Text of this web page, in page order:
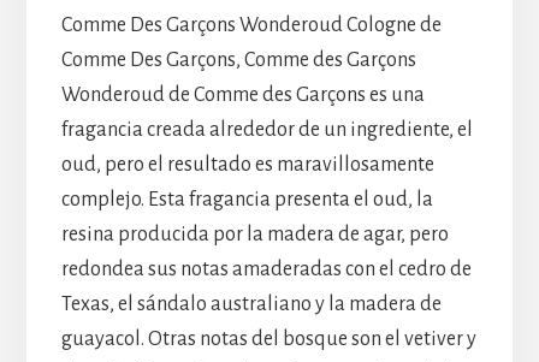
Comme Des Garçons Wonderoud Cologne de
Comme Des Garçons, Comme des Garçons
Wonderoud de Comme des Garçons es una
fragancia creada alrededor de un ingrediente, el
oud, pero el resultado es maravillosamente
complejo. Esta fragancia presenta el oud, la
resina producida por la madera de agar, pero
redondea sus notas amaderadas con el cedro de
Texas, el sándalo australiano y la madera de
guayacol. Otras notas del bosque son el vetiver y